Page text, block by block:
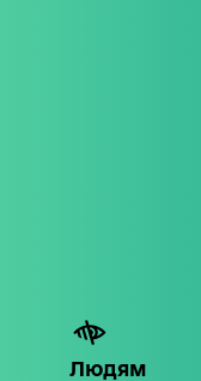
Людям